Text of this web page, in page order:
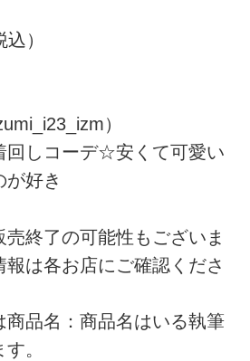
）
）
回しコーデ☆安くて可愛い
が好き
終了の可能性もございま
は各お店にご確認くださ
品名：商品名はいる執筆
。